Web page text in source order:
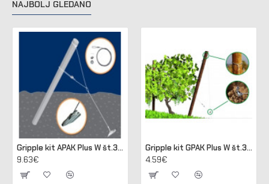
NAJBOLJ GLEDANO
Gripple kit APAK Plus W št.3 za sidranje lesenih in betonskih stebrov
9.63€
Gripple kit GPAK Plus W št.3 za sidranje lesenih in betonskih stebrov
4.59€